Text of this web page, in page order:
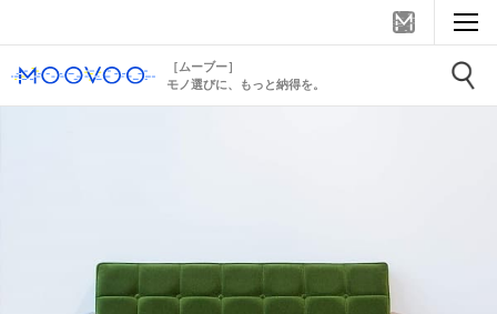
［ムーブー］
モノ選びに、もっと納得を。